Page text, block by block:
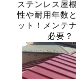
ステンレス屋
性や耐用年数
ット！メンテ
必要？